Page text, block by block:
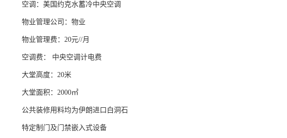
空调：美国约克水蓄冷中央空调
物业管理公司：物业
物业管理费：20元//月
空调费： 中央空调计电费
大堂高度：20米
大堂面积：2000㎡
公共装修用料均为伊朗进口白洞石
特定制门及门禁嵌入式设备